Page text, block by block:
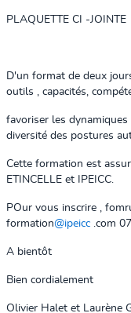
PLAQUETTE CI -JOINTE
D'un format de deux
outils , capacités,
favoriser les
diversité des postures
Cette formation est
ETINCELLE et IPEICC.
POur vous inscrire ,
formation@ipeicc .com
A bientôt
Bien cordialement
Olivier Halet et Laurène